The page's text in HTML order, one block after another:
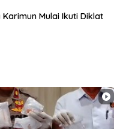
Mulai Ikuti Diklat